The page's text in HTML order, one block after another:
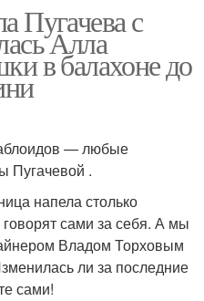
Пугачева с
Алла
в балахоне до
— любые
Пугачевой .
напела столько
сами за себя. А мы
Владом Торховым
ли за последние
сами!